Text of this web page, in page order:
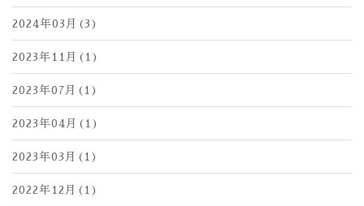
2024年03月(3)
2023年11月(1)
2023年07月(1)
2023年04月(1)
2023年03月(1)
2022年12月(1)